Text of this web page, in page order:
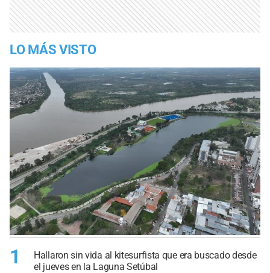
LO MÁS VISTO
1
Hallaron sin vida al kitesurfista que era buscado desde
el jueves en la Laguna Setúbal